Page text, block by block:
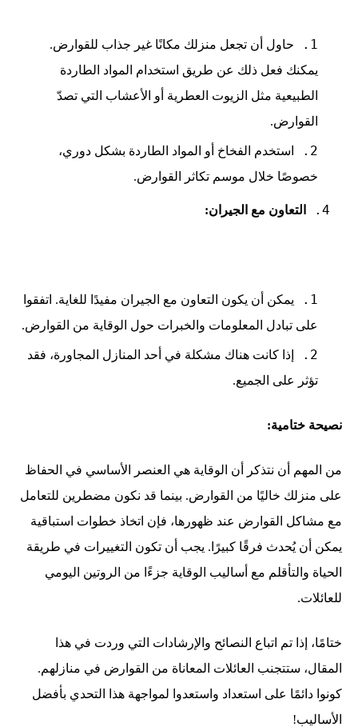
حاول أن تجعل منزلك مكانًا غير جذاب للقوارض.
يمكنك فعل ذلك عن طريق استخدام المواد الطاردة
الطبيعية مثل الزيوت العطرية أو الأعشاب التي تصدّ
القوارض.
استخدم الفخاخ أو المواد الطاردة بشكل دوري،
خصوصًا خلال موسم تكاثر القوارض.
التعاون مع الجيران:
يمكن أن يكون التعاون مع الجيران مفيدًا للغاية. اتفقوا
على تبادل المعلومات والخبرات حول الوقاية من القوارض.
إذا كانت هناك مشكلة في أحد المنازل المجاورة، فقد
تؤثر على الجميع.
نصيحة ختامية:
من المهم أن نتذكر أن الوقاية هي العنصر الأساسي في الحفاظ
على منزلك خاليًا من القوارض. بينما قد نكون مضطرين للتعامل
مع مشاكل القوارض عند ظهورها، فإن اتخاذ خطوات استباقية
يمكن أن يُحدث فرقًا كبيرًا. يجب أن تكون التغييرات في طريقة
الحياة والتأقلم مع أساليب الوقاية جزءًا من الروتين اليومي
للعائلات.
ختامًا، إذا تم اتباع النصائح والإرشادات التي وردت في هذا
المقال، ستتجنب العائلات المعاناة من القوارض في منازلهم.
كونوا دائمًا على استعداد واستعدوا لمواجهة هذا التحدي بأفضل
الأساليب!